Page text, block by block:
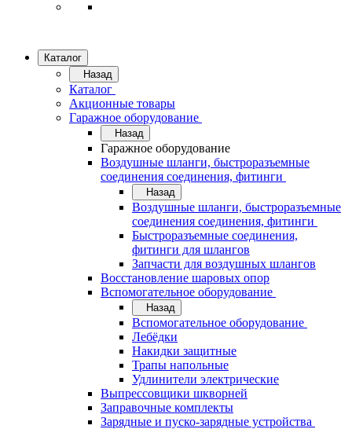
Каталог
Назад
Каталог
Акционные товары
Гаражное оборудование
Назад
Гаражное оборудование
Воздушные шланги, быстроразъемные
соединения соединения, фитинги
Назад
Воздушные шланги, быстроразъемные
соединения соединения, фитинги
Быстроразъемные соединения,
фитинги для шлангов
Запчасти для воздушных шлангов
Восстановление шаровых опор
Вспомогательное оборудование
Назад
Вспомогательное оборудование
Лебёдки
Накидки защитные
Трапы напольные
Удлинители электрические
Выпрессовщики шкворней
Заправочные комплекты
Зарядные и пуско-зарядные устройства